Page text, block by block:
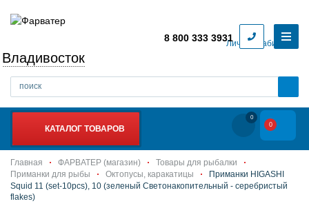
Личный кабинет
Владивосток
8 800 333 3931
КАТАЛОГ ТОВАРОВ
0
0
Главная ФАРВАТЕР (магазин)
Товары для рыбалки
Приманки для рыбы
Октопусы, каракатицы
Приманки HIGASHI
Squid 11 (set-10pcs), 10 (зеленый Светонакопительный - серебристый
flakes)